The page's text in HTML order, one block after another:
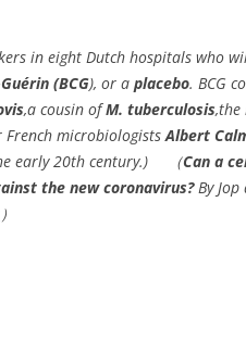
in eight Dutch hospitals who
(BCG), or a placebo. BCG
,a cousin ofM. tuberculosis,the
French microbiologistsAlbert
early 20th century.) （Can a
the new coronavirus?By Jop
）